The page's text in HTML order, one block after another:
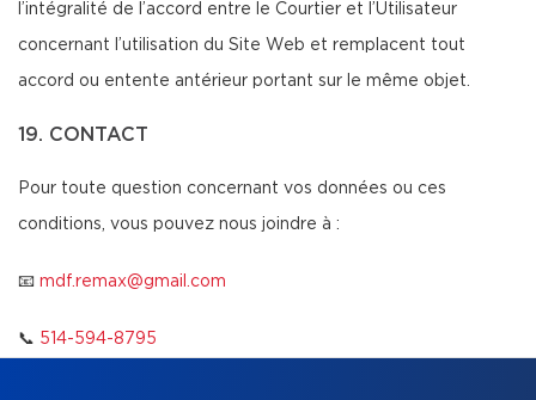
l’intégralité de l’accord entre le Courtier et l’Utilisateur
concernant l’utilisation du Site Web et remplacent tout
accord ou entente antérieur portant sur le même objet.
19. CONTACT
Pour toute question concernant vos données ou ces
conditions, vous pouvez nous joindre à :
📧 mdf.remax@gmail.com
📞 514-594-8795